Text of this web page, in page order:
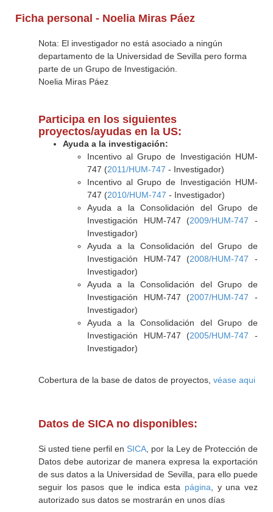
Ficha personal - Noelia Miras Páez
Nota: El investigador no está asociado a ningún
departamento de la Universidad de Sevilla pero forma
parte de un Grupo de Investigación.
Noelia Miras Páez
Participa en los siguientes
proyectos/ayudas en la US:
Ayuda a la investigación:
Incentivo al Grupo de Investigación HUM-
747 (2011/HUM-747 - Investigador)
Incentivo al Grupo de Investigación HUM-
747 (2010/HUM-747 - Investigador)
Ayuda a la Consolidación del Grupo de
Investigación HUM-747 (2009/HUM-747 -
Investigador)
Ayuda a la Consolidación del Grupo de
Investigación HUM-747 (2008/HUM-747 -
Investigador)
Ayuda a la Consolidación del Grupo de
Investigación HUM-747 (2007/HUM-747 -
Investigador)
Ayuda a la Consolidación del Grupo de
Investigación HUM-747 (2005/HUM-747 -
Investigador)
Cobertura de la base de datos de proyectos, véase aqui
Datos de SICA no disponibles:
Si usted tiene perfil en SICA , por la Ley de Protección de
Datos debe autorizar de manera expresa la exportación
de sus datos a la Universidad de Sevilla, para ello puede
seguir los pasos que le indica esta página , y una vez
autorizado sus datos se mostrarán en unos días